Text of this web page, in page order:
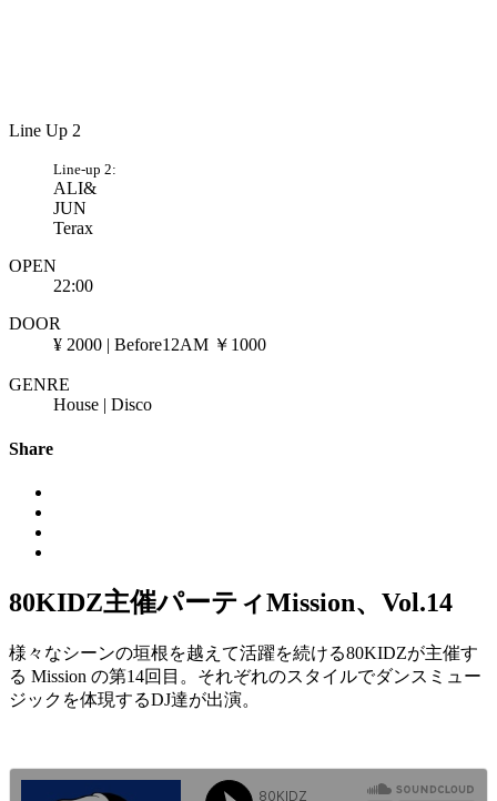
Line Up 2
Line-up 2:
ALI&
JUN
Terax
OPEN
22:00
DOOR
¥ 2000 | Before12AM ￥1000
GENRE
House | Disco
Share
80KIDZ主催パーティMission、Vol.14
様々なシーンの垣根を越えて活躍を続ける80KIDZが主催す
る Mission の第14回目。それぞれのスタイルでダンスミュー
ジックを体現するDJ達が出演。